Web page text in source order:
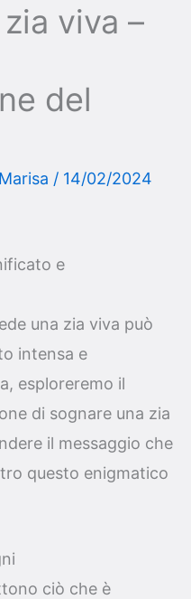
viva –
del
Marisa / 14/02/2024
e
una zia viva può
intensa e
esploreremo il
di sognare una zia
il messaggio che
questo enigmatico
ciò che è